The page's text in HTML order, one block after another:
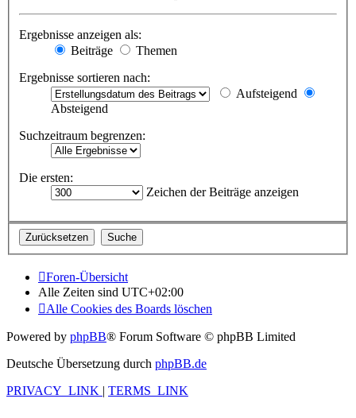
Ergebnisse anzeigen als:
Beiträge
Themen
Ergebnisse sortieren nach:
Aufsteigend
Absteigend
Suchzeitraum begrenzen:
Die ersten:
Zeichen der Beiträge anzeigen
Foren-Übersicht
Alle Zeiten sind UTC+02:00
Alle Cookies des Boards löschen
Powered by phpBB® Forum Software © phpBB Limited
Deutsche Übersetzung durch phpBB.de
PRIVACY_LINK | TERMS_LINK